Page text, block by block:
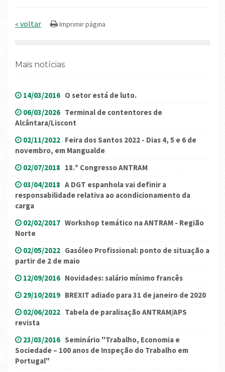
« voltar
Mais notícias
14/03/2016 O setor está de luto.
06/03/2026 Terminal de contentores de
Alcântara/Liscont
02/11/2022 Feira dos Santos 2022 - Dias 4, 5 e 6 de
novembro, em Mangualde
02/07/2018 18.º Congresso ANTRAM
03/04/2018 A DGT espanhola vai definir a
responsabilidade relativa ao acondicionamento da
carga
02/02/2017 Workshop temático na ANTRAM - Região
Norte
02/05/2022 Gasóleo Profissional: ponto de situação a
partir de 2 de maio
12/09/2016 Novidades: salário mínimo francês
29/10/2019 BREXIT adiado para 31 de janeiro de 2020
02/06/2022 Tabela de paralisação ANTRAM/APS
revista
23/03/2016 Seminário "Trabalho, Economia e
Sociedade – 100 anos de Inspeção do Trabalho em
Portugal"